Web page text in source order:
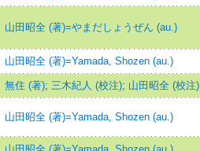
山田昭全 (著)=やまだしょうぜん (au.)
山田昭全 (著)=Yamada, Shozen (au.)
無住 (著); 三木紀人 (校注); 山田昭全 (校注)
山田昭全 (著)=Yamada, Shozen (au.)